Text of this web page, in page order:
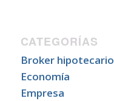
CATEGORÍAS
Broker hipotecario
Economía
Empresa